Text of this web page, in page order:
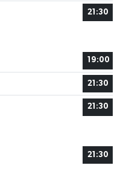
21:30
19:00
21:30
21:30
21:30